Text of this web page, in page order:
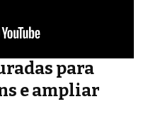
para
e ampliar